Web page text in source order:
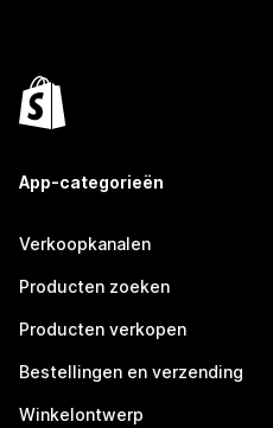
App-categorieën
Verkoopkanalen
Producten zoeken
Producten verkopen
Bestellingen en verzending
Winkelontwerp